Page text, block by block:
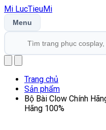
Mi LucTieuMi
Menu
Trang chủ
Sản phẩm
Bộ Bài Clow Chính
Hãng 100%